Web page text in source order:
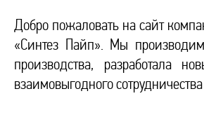
Добро пожаловать на сайт
«Синтез Пайп». Мы
производства, разработала
взаимовыгодного